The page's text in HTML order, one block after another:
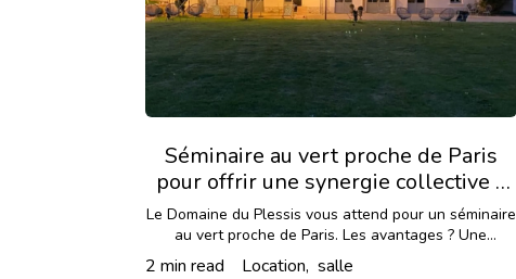
Séminaire au vert proche de Paris
pour offrir une synergie collective à
vos collaborateurs
Le Domaine du Plessis vous attend pour un séminaire
au vert proche de Paris. Les avantages ? Une
productivité optimisée et une redynamisation de...
2 min read Location, salle